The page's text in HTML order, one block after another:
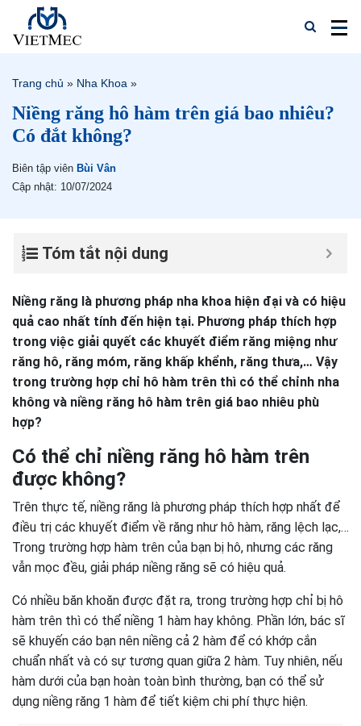
Trang chủ » Nha Khoa »
Niềng răng hô hàm trên giá bao nhiêu?
Có đắt không?
Biên tập viên Bùi Vân
Cập nhật: 10/07/2024
Tóm tắt nội dung
Niềng răng là phương pháp nha khoa hiện đại và có hiệu
quả cao nhất tính đến hiện tại. Phương pháp thích hợp
trong việc giải quyết các khuyết điểm răng miệng như
răng hô, răng móm, răng khấp khểnh, răng thưa,… Vậy
trong trường hợp chỉ hô hàm trên thì có thể chỉnh nha
không và niềng răng hô hàm trên giá bao nhiêu phù
hợp?
Có thể chỉ niềng răng hô hàm trên
được không?
Trên thực tế, niềng răng là phương pháp thích hợp nhất để
điều trị các khuyết điểm về răng như hô hàm, răng lệch lạc,…
Trong trường hợp hàm trên của bạn bị hô, nhưng các răng
vẫn mọc đều, giải pháp niềng răng sẽ có hiệu quả.
Có nhiều băn khoăn được đặt ra, trong trường hợp chỉ bị hô
hàm trên thì có thể niềng 1 hàm hay không. Phần lớn, bác sĩ
sẽ khuyến cáo bạn nên niềng cả 2 hàm để có khớp cắn
chuẩn nhất và có sự tương quan giữa 2 hàm. Tuy nhiên, nếu
hàm dưới của bạn hoàn toàn bình thường, bạn có thể sử
dụng niềng răng 1 hàm để tiết kiệm chi phí thực hiện.